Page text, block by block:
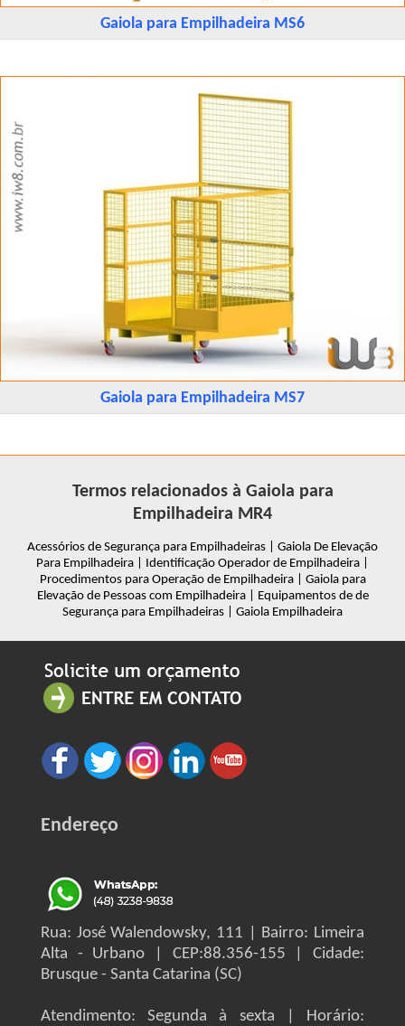
Gaiola para Empilhadeira MS6
Gaiola para Empilhadeira MS7
Termos relacionados à Gaiola para
Empilhadeira MR4
Acessórios de Segurança para Empilhadeiras | Gaiola De Elevação
Para Empilhadeira | Identificação Operador de Empilhadeira |
Procedimentos para Operação de Empilhadeira | Gaiola para
Elevação de Pessoas com Empilhadeira | Equipamentos de de
Segurança para Empilhadeiras | Gaiola Empilhadeira
Endereço
Rua: José Walendowsky, 111 | Bairro: Limeira
Alta - Urbano | CEP:88.356-155 | Cidade:
Brusque - Santa Catarina (SC)
Atendimento: Segunda à sexta | Horário: